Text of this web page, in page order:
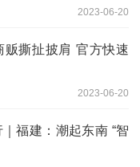
2023-06-20
贩撕扯披肩 官方快速
2023-06-20
福建：潮起东南 “智